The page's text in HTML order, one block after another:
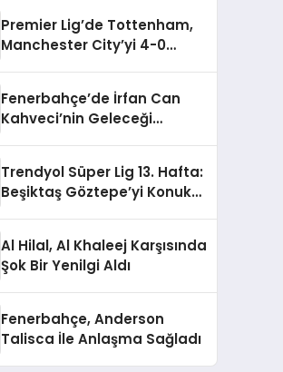
Premier Lig’de Tottenham,
Manchester City’yi 4-0
Fenerbahçe’de İrfan Can
Kahveci’nin Geleceği
Trendyol Süper Lig 13. Hafta:
Beşiktaş Göztepe’yi Konuk
Al Hilal, Al Khaleej Karşısında
Şok Bir Yenilgi Aldı
Fenerbahçe, Anderson
Talisca İle Anlaşma Sağladı